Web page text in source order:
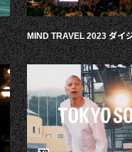
MIND TRAVEL 2023 ダイ